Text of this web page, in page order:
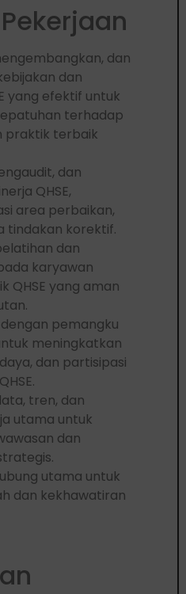
dan
dan
yang efektif untuk
terhadap
praktik terbaik
dan
QHSE,
area perbaikan,
tindakan korektif.
dan
karyawan
QHSE yang aman
pemangku
meningkatkan
dan partisipasi
tren, dan
utama untuk
dan
utama untuk
dan kekhawatiran